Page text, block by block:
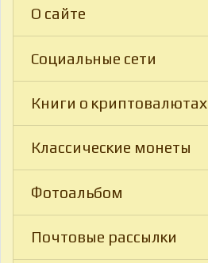
О сайте
Социальные сети
Книги о криптовалютах
Классические монеты
Фотоальбом
Почтовые рассылки